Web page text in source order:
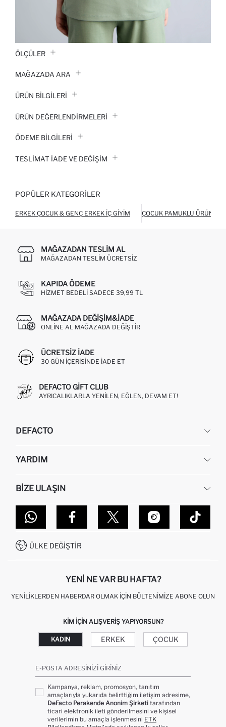
ÖLÇÜLER
MAĞAZADA ARA
ÜRÜN BILGILERI
ÜRÜN DEĞERLENDİRMELERİ
ÖDEME BİLGİLERİ
TESLIMAT İADE VE DEĞIŞIM
POPÜLER KATEGORILER
ERKEK ÇOCUK & GENÇ ERKEK İÇ GIYIM ÇOCUK PAMUKLU ÜRÜNLER
MAĞAZADAN TESLIM AL
MAĞAZADAN TESLIM ÜCRETSIZ
KAPIDA ÖDEME
HIZMET BEDELI SADECE 39,99 TL
MAĞAZADA DEĞIŞIM&İADE
ONLINE AL MAĞAZADA DEĞIŞTIR
ÜCRETSIZ IADE
30 GÜN IÇERISINDE IADE ET
DEFACTO GIFT CLUB
AYRICALIKLARLA YENILEN, EĞLEN, DEVAM ET!
DEFACTO
HAKKIMIZDA
KURUMSAL SATIŞ
DEFACTO TEKNOLOJI
SITEMAP
YARDIM
SIPARIŞIMI NASIL TAKIP EDERIM?
NASIL İADE EDERIM?
GIFT CLUB SIKÇA SORULAN SORULAR
İŞLEM REHBERI
KAMPANYALAR
BIZE ULAŞIN
MAĞAZALARIMIZ
İLETIŞIM FORMU
0850 333 22 86
ÜLKE DEĞIŞTIR
YENI NE VAR BU HAFTA?
YENILIKLERDEN HABERDAR OLMAK İÇIN BÜLTENIMIZE ABONE OLUN
KIM IÇIN ALIŞVERIŞ YAPIYORSUN?
KADIN ERKEK ÇOCUK
E-POSTA ADRESINIZI GIRINIZ
Kampanya, reklam, promosyon, tanıtım
amaçlarıyla yukarıda belirttiğim iletişim adresime,
DeFacto Perakende Anonim Şirketi tarafından
ticari elektronik ileti gönderilmesini ve kişisel
verilerimin bu amaçla işlenmesini ETK